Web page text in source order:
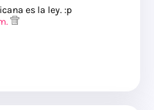
es la ley. :p